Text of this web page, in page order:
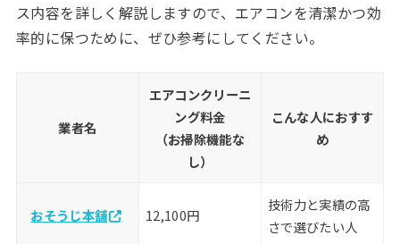
ス内容を詳しく解説しますので、エアコンを清潔かつ効
率的に保つために、ぜひ参考にしてください。
業者名
エアコンクリーニ
ング料金
（お掃除機能な
し）
こんな人におすす
め
おそうじ本舗 12,100円
技術力と実績の高
さで選びたい人